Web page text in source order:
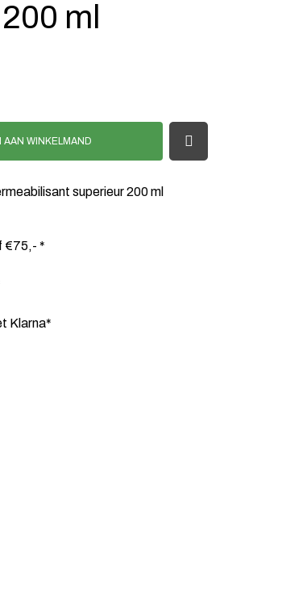
ml
WINKELMAND
superieur 200 ml
€75,- *
Klarna*